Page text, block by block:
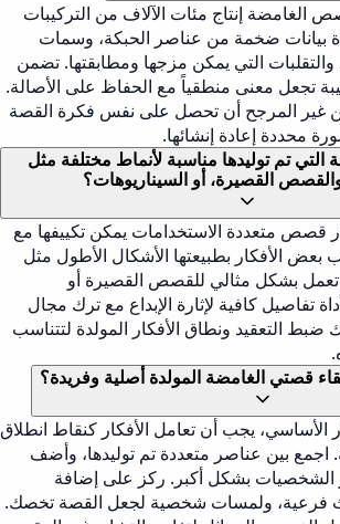
الغامضة إنتاج مئات الآلاف من التركيبات
بيانات ضخمة من عناصر الحبكة، وسمات
التي يمكن مزجها ومطابقتها. تضمن
تجعل معنى منطقياً مع الحفاظ على الأصالة.
غير المرجح أن تحصل على نفس فكرة القصة
محددة إعادة إنشائها.
التي تم توليدها مناسبة لأنماط مختلفة مثل
والقصص القصيرة، أو السيناريوهات؟
قصص متعددة الاستخدامات يمكن تكييفها مع
بعض الأفكار بطبيعتها الأشكال الأطول مثل
تعمل بشكل مثالي للقصص القصيرة أو
تفاصيل كافية لإثارة الإبداع مع ترك مجال
ضبط التعقيد ونطاق الأفكار المولدة لتتناسب
قصتي الغامضة المولدة أصلية وفريدة؟
الأساسي، يجب أن تعامل الأفكار كنقاط انطلاق
بين عناصر متعددة تم توليدها، وأضف
الشخصيات بشكل أكبر. ركز على إضافة
فرعية، ولمسات شخصية لجعل القصة تخصك.